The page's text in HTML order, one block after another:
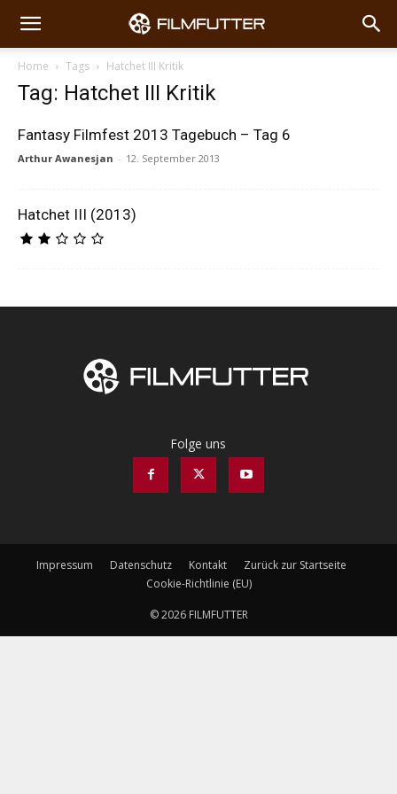
Home Tags Hatchet III Kritik
Tag: Hatchet III Kritik
Fantasy Filmfest 2013 Tagebuch – Tag 6
Arthur Awanesjan - 12. September 2013
Hatchet III (2013)
Folge uns
Impressum Datenschutz Kontakt
Zurück zur Startseite
Cookie-Richtlinie (EU)
© 2026 FILMFUTTER